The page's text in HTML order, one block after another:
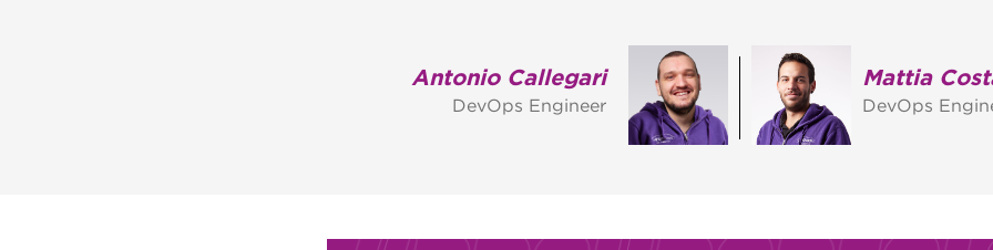
Antonio Callegari
DevOps Engineer
Mattia
DevOps